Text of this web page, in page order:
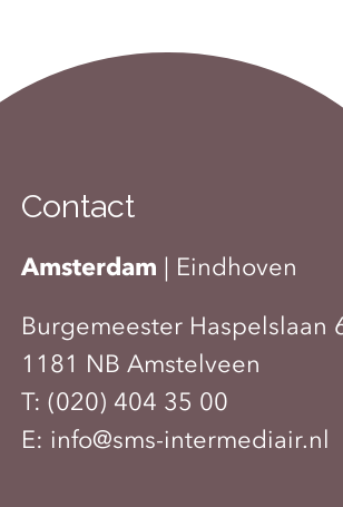
Contact
Amsterdam | Eindhoven
Burgemeester Haspelslaan
1181 NB Amstelveen
T:(020) 404 35 00
E: info@sms-intermediair.nl